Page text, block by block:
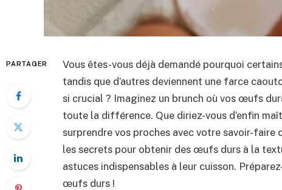
PARTAGER
Vous êtes-vous déjà demandé pourquoi
tandis que d’autres deviennent une farce
si crucial ? Imaginez un brunch où vos œufs
toute la différence. Que diriez-vous d’enfin
surprendre vos proches avec votre savoir-
les secrets pour obtenir des œufs durs à la
astuces indispensables à leur cuisson.
œufs durs !